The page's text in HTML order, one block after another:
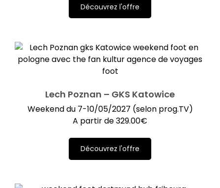
Découvrez l'offre
Lech Poznan – GKS Katowice
Weekend du 7-10/05/2027 (selon prog.TV)
A partir de329.00€
Découvrez l'offre